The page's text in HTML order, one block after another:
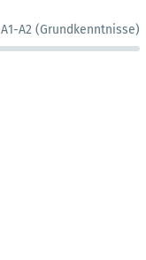
A1-A2 (Grundkenntnisse)